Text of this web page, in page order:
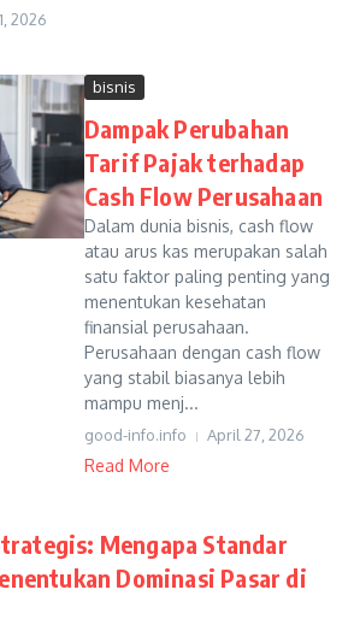
2026
bisnis
Dampak Perubahan
Tarif Pajak terhadap
Cash Flow Perusahaan
Dalam dunia bisnis, cash flow
atau arus kas merupakan salah
satu faktor paling penting yang
menentukan kesehatan
finansial perusahaan.
Perusahaan dengan cash flow
yang stabil biasanya lebih
mampu menj...
good-info.info April 27, 2026
Read More
Mengapa Standar
Dominasi Pasar di